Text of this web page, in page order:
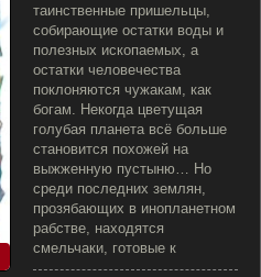
таинственные пришельцы,
собирающие остатки воды и
полезных ископаемых, а
остатки человечества
поклоняются чужакам, как
богам. Некогда цветущая
голубая планета всё больше
становится похожей на
выжженную пустыню… Но
среди последних землян,
прозябающих в инопланетном
рабстве, находятся
смельчаки, готовые к